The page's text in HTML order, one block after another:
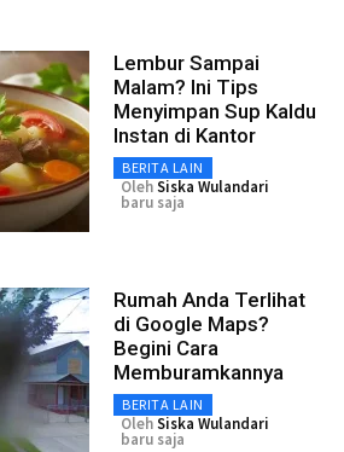
Lembur Sampai
Malam? Ini Tips
Menyimpan Sup Kaldu
Instan di Kantor
BERITA LAIN
OlehSiska Wulandari
baru saja
Rumah Anda Terlihat
di Google Maps?
Begini Cara
Memburamkannya
BERITA LAIN
OlehSiska Wulandari
baru saja